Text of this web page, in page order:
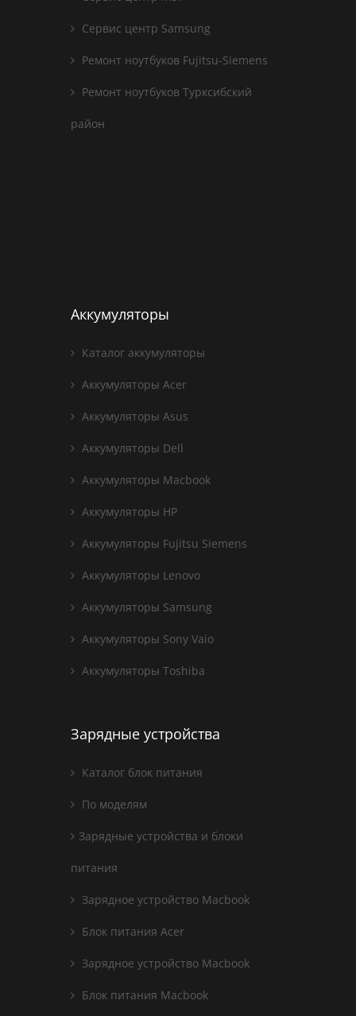
Сервис центр Samsung
Ремонт ноутбуков Fujitsu-Siemens
Ремонт ноутбуков Турксибский
район
Аккумуляторы
Каталог аккумуляторы
Аккумуляторы Acer
Аккумуляторы Asus
Аккумуляторы Dell
Аккумуляторы Macbook
Аккумуляторы HP
Аккумуляторы Fujitsu Siemens
Аккумуляторы Lenovo
Аккумуляторы Samsung
Аккумуляторы Sony Vaio
Аккумуляторы Toshiba
Зарядные устройства
Каталог блок питания
По моделям
Зарядные устройства и блоки
питания
Зарядное устройство Macbook
Блок питания Acer
Зарядное устройство Macbook
Блок питания Macbook